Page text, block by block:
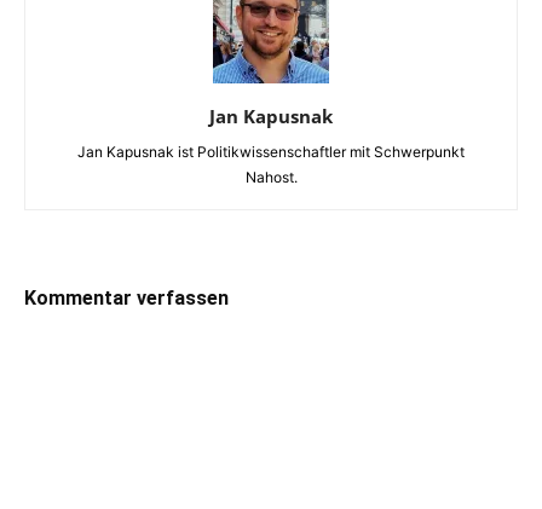
Jan Kapusnak
Jan Kapusnak ist Politikwissenschaftler mit Schwerpunkt
Nahost.
Kommentar verfassen